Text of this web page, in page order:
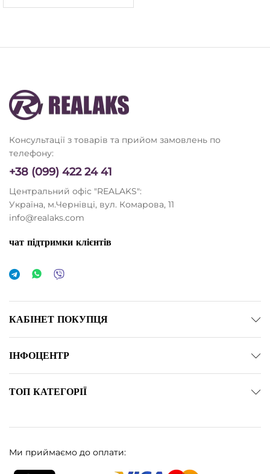
Консультації з товарів та прийом замовлень по
телефону:
+38 (099) 422 24 41
Центральний офіс "REALAKS":
Україна, м.Чернівці, вул. Комарова, 11
info@realaks.com
чат підтримки клієнтів
КАБІНЕТ ПОКУПЦЯ
ІНФОЦЕНТР
ТОП КАТЕГОРІЇ
Ми приймаємо до оплати: